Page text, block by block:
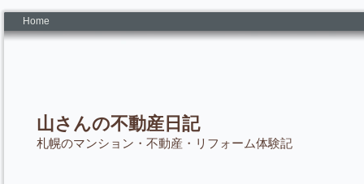
Home
山さんの不動産日記
札幌のマンション・不動産・リフォーム体験記